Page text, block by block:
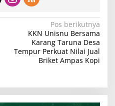
Pos berikutnya
KKN Unisnu Bersama
Karang Taruna Desa
Tempur Perkuat Nilai Jual
Briket Ampas Kopi